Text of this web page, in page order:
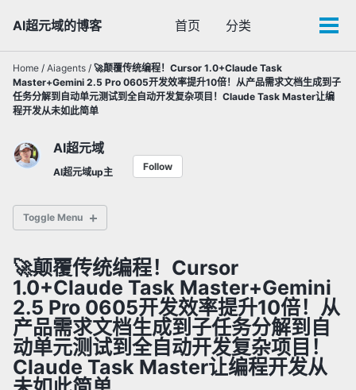
primary
navigation
content
footer
AI超元域的博客 首页 分类
Toggle
Home / Aiagents / 🚀颠覆传统编程！Cursor 1.0+Claude Task
Master+Gemini 2.5 Pro 0605开发效率提升10倍！从产品需求文档生成到子
任务分解到自动单元测试到全自动开发复杂项目！Claude Task Master让编
程开发从未如此简单
AI超元域
AI超元域up主 Follow
Toggle Menu
✅ 通用大语言模型
✅ 多模态AI模型
✅ 闭源AI
✅ AI智能体
✅ 检索增强生成(RAG)
🚀颠覆传统编程！Cursor
1.0+Claude Task Master+Gemini
2.5 Pro 0605开发效率提升10倍！从
产品需求文档生成到子任务分解到自
动单元测试到全自动开发复杂项目！
Claude Task Master让编程开发从